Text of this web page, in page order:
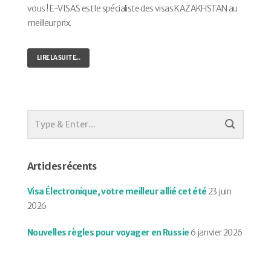
vous ! E-VISAS est le spécialiste des visas KAZAKHSTAN au
meilleur prix.
LIRE LA SUITE...
Articles récents
Visa Électronique, votre meilleur allié cet été23 juin
2026
Nouvelles règles pour voyager en Russie 6 janvier 2026